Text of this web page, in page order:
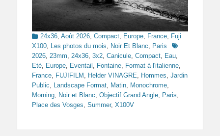
Categories
24x36 Août 2026 Compact Europe France
Fuji
X100
Les photos du mois Noir Et Blanc Paris
Tags
2026 23mm 24x36 3x2 Canicule Compact Eau
Eté
Europe Eventail Fontaine Format à l'italienne
France
FUJIFILM Helder VINAGRE Hommes Jardin
Public
Landscape Format Matin Monochrome
Morning
Noir et Blanc Objectif Grand Angle Paris
Place des Vosges Summer, X100V